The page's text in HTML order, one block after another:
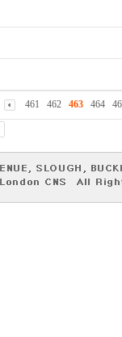
461 462 463 464